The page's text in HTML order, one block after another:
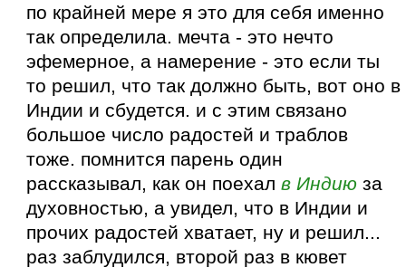
по крайней мере я это для себя именно
так определила. мечта - это нечто
эфемерное, а намерение - это если ты
то решил, что так должно быть, вот оно в
Индии и сбудется. и с этим связано
большое число радостей и траблов
тоже. помнится парень один
рассказывал, как он поехалв Индию за
духовностью, а увидел, что в Индии и
прочих радостей хватает, ну и решил...
раз заблудился, второй раз в кювет